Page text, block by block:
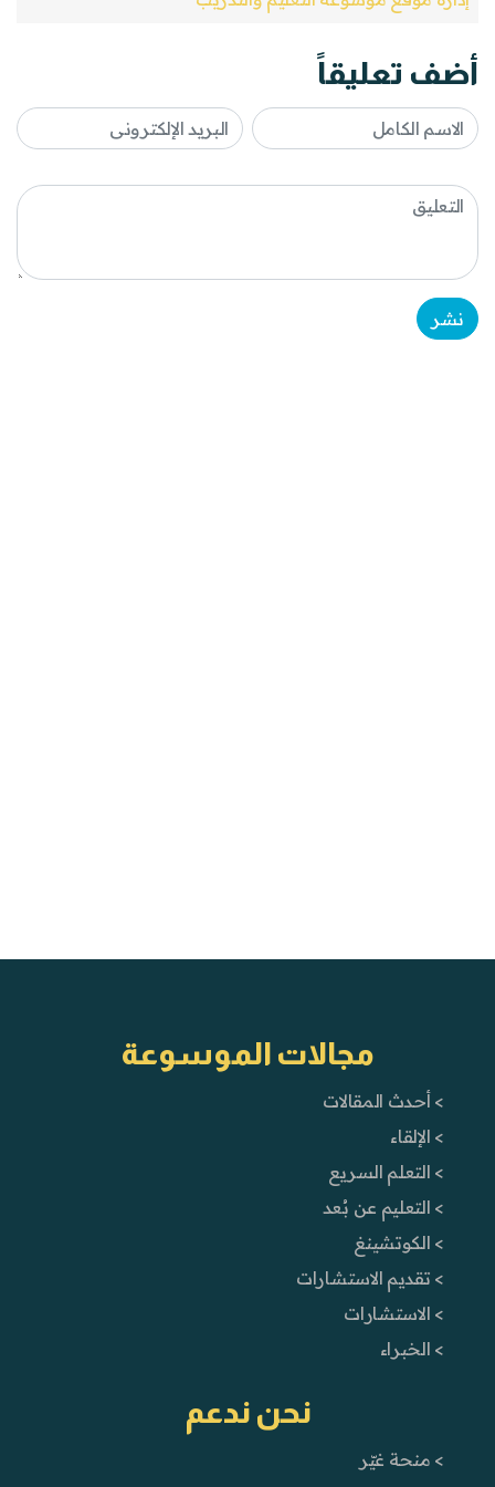
أضف تعليقاً
نشر
مجالات الموسوعة
> أحدث المقالات
> الإلقاء
> التعلم السريع
> التعليم عن بُعد
> الكوتشينغ
> تقديم الاستشارات
> الاستشارات
> الخبراء
نحن ندعم
> منحة غيّر